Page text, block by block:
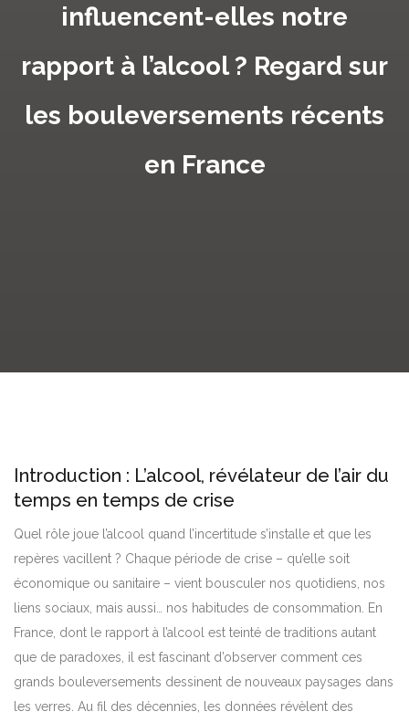
influencent-elles notre
rapport à l’alcool ? Regard sur
les bouleversements récents
en France
Introduction : L’alcool, révélateur de l’air du
temps en temps de crise
Quel rôle joue l’alcool quand l’incertitude s’installe et que les
repères vacillent ? Chaque période de crise – qu’elle soit
économique ou sanitaire – vient bousculer nos quotidiens, nos
liens sociaux, mais aussi… nos habitudes de consommation. En
France, dont le rapport à l’alcool est teinté de traditions autant
que de paradoxes, il est fascinant d’observer comment ces
grands bouleversements dessinent de nouveaux paysages dans
les verres. Au fil des décennies, les données révèlent des